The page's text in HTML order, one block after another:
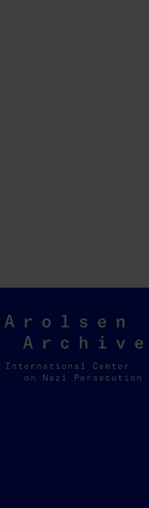
Arolsen
Archives